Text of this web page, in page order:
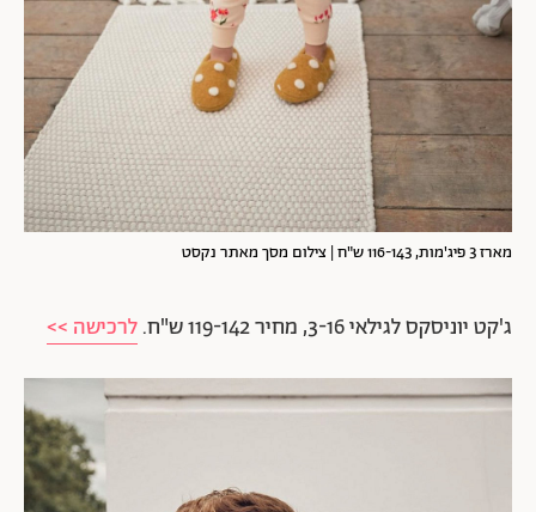
מארז 3 פיג'מות, 116-143 ש"ח | צילום מסך מאתר נקסט
ג'קט יוניסקס לגילאי 3-16, מחיר 119-142 ש"ח. לרכישה >>